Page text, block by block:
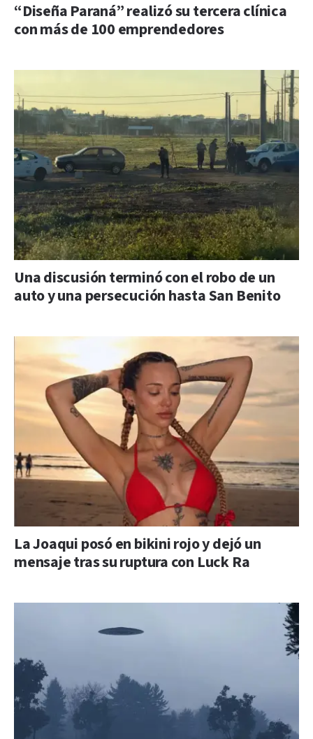
“Diseña Paraná” realizó su tercera clínica
con más de 100 emprendedores
Una discusión terminó con el robo de un
auto y una persecución hasta San Benito
La Joaqui posó en bikini rojo y dejó un
mensaje tras su ruptura con Luck Ra